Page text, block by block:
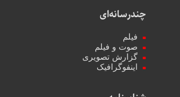
چندرسانه‌ای
فیلم
صوت و فیلم
گزارش تصویری
اینفوگرافیک